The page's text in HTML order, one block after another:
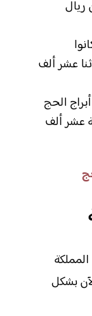
ريال
عشر ألف
الحج
عشر ألف
بشكل